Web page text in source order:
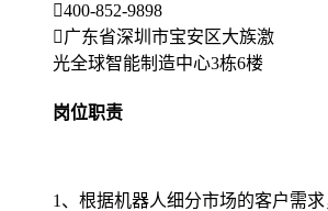
400-852-9898
广东省深圳市宝安区大族激
光全球智能制造中心3栋6楼
岗位职责
1、根据机器人细分市场的客户需